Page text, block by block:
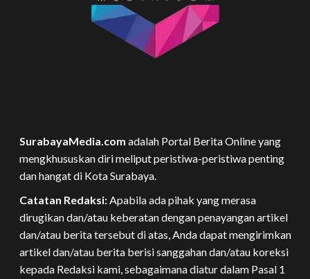
SurabayaMedia.com adalah Portal Berita Online yang
mengkhususkan diri meliput peristiwa-peristiwa penting
dan hangat di Kota Surabaya.
Catatan Redaksi:Apabila ada pihak yang merasa
dirugikan dan/atau keberatan dengan penayangan artikel
dan/atau berita tersebut di atas, Anda dapat mengirimkan
artikel dan/atau berita berisi sanggahan dan/atau koreksi
kepada Redaksi kami, sebagaimana diatur dalam Pasal 1